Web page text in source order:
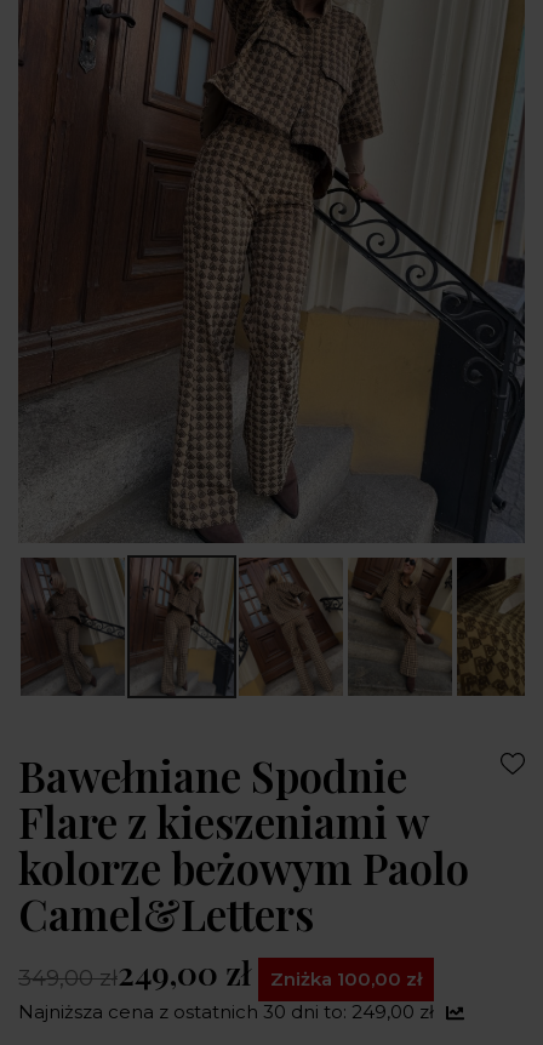
Bawełniane Spodnie
Flare z kieszeniami w
kolorze beżowym Paolo
Camel&Letters
349,00 zł249,00 zł
Zniżka 100,00 zł
Najniższa cena z ostatnich 30 dni to: 249,00 zł